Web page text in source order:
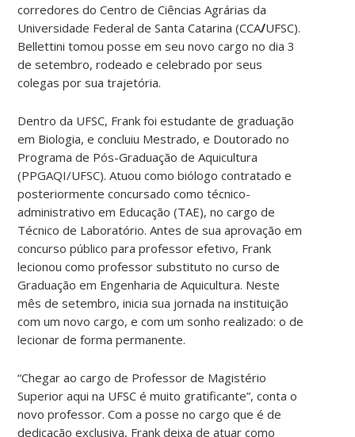
corredores do Centro de Ciências Agrárias da
Universidade Federal de Santa Catarina (CCA/UFSC).
Bellettini tomou posse em seu novo cargo no dia 3
de setembro, rodeado e celebrado por seus
colegas por sua trajetória.
Dentro da UFSC, Frank foi estudante de graduação
em Biologia, e concluiu Mestrado, e Doutorado no
Programa de Pós-Graduação de Aquicultura
(PPGAQI/UFSC). Atuou como biólogo contratado e
posteriormente concursado como técnico-
administrativo em Educação (TAE), no cargo de
Técnico de Laboratório. Antes de sua aprovação em
concurso público para professor efetivo, Frank
lecionou como professor substituto no curso de
Graduação em Engenharia de Aquicultura. Neste
mês de setembro, inicia sua jornada na instituição
com um novo cargo, e com um sonho realizado: o de
lecionar de forma permanente.
“Chegar ao cargo de Professor de Magistério
Superior aqui na UFSC é muito gratificante”, conta o
novo professor. Com a posse no cargo que é de
dedicação exclusiva, Frank deixa de atuar como